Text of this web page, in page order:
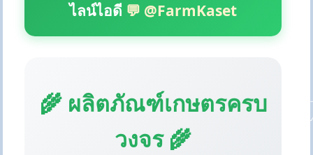
ไลน์ไอดี 💬 @FarmKaset
🌾 ผลิตภัณฑ์เกษตรครบ
วงจร 🌾